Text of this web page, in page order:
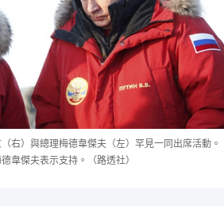
右）與總理梅德韋傑夫（左）罕見一同出席活動。
韋傑夫表示支持。（路透社）